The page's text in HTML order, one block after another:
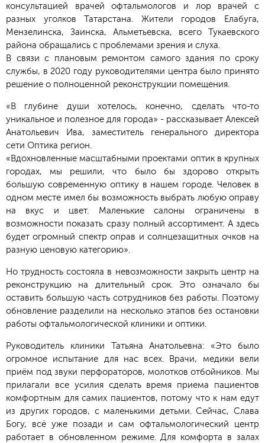
консультацией врачей офтальмологов и лор врачей с
разных уголков Татарстана. Жители городов Елабуга,
Мензелинска, Заинска, Альметьевска, всего Тукаевского
района обращались с проблемами зрения и слуха.
В связи с плановым ремонтом самого здания по сроку
службы, в 2020 году руководителями центра было принято
решение о полноценной реконструкции помещения.
«В глубине души хотелось, конечно, сделать что-то
уникальное и полезное для города» - рассказывает Алексей
Анатольевич Ива, заместитель генерального директора
сети Оптика регион.
«Вдохновленные масштабными проектами оптик в крупных
городах, мы решили, что было бы здорово открыть
большую современную оптику в нашем городе. Человек в
одном месте имел бы возможность выбрать любую оправу
на вкус и цвет. Маленькие салоны ограничены в
возможности показать сразу полный ассортимент. А здесь
будет огромный спектр оправ и солнцезащитных очков на
разную ценовую категорию».
Но трудность состояла в невозможности закрыть центр на
реконструкцию на длительный срок. Это означало бы
оставить большую часть сотрудников без работы. Поэтому
обновление разделили на несколько этапов без остановки
работы офтальмологической клиники и оптики.
Руководитель клиники Татьяна Анатольевна: «Это было
огромное испытание для нас всех. Врачи, медики вели
приём под звуки перфораторов, молотков отбойников. Мы
прилагали все усилия сделать время приема пациентов
комфортным для самих пациентов, потому что к нам едут
из других городов, с маленькими детьми. Сейчас, Слава
Богу, всё уже позади и сам офтальмологический центр
работает в обновленном режиме. Для комфорта в залах